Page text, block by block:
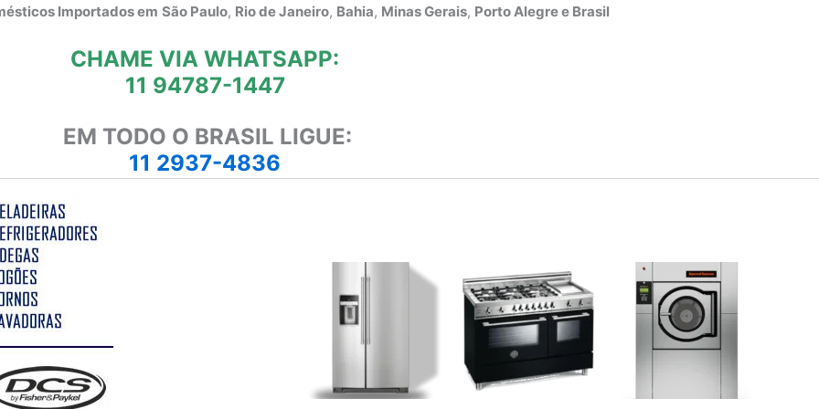
Importados em São Paulo, Rio de Janeiro, Bahia, Minas Gerais, Porto Alegre e Brasil
CHAME VIA WHATSAPP:
11 94787-1447
EM TODO O BRASIL LIGUE:
11 2937-4836